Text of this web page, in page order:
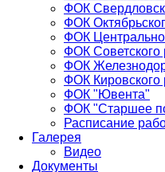
ФОК
ФОК
ФОК
ФОК Советского
ФОК
ФОК Кировского
ФОК "Ювента"
ФОК "Старшее
Расписание
Галерея
Видео
Документы